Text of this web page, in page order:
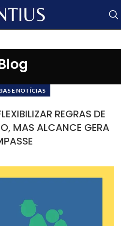
E NOTÍCIAS
REGRAS DE
MAS ALCANCE GERA